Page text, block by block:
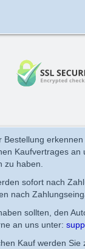
Bestellung
Kaufvertrages
zu haben.
sofort nach
nach
sollten, den
an uns unter:
Kauf werden